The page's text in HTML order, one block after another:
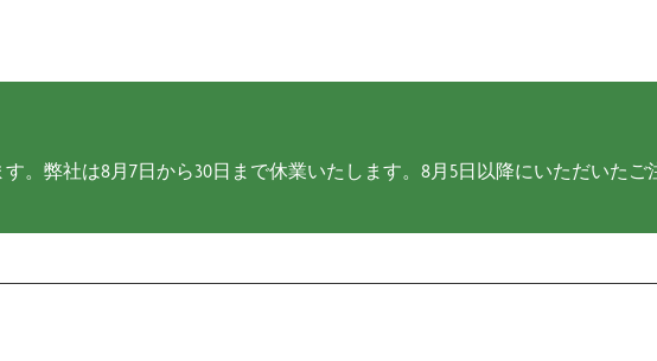
。弊社は8月7日から30日まで休業いたします。8月5日以降にいただいた